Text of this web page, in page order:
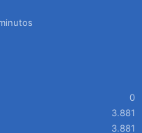
0
3.881
3.881